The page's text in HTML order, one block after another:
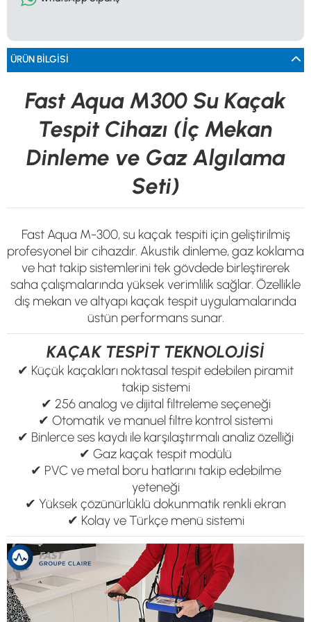
0533 061 73 68 0533 206 6086
Dedektör Dünyası, lider dünya markası dedektörlerin
Türkiye distribitörü olan Tevafuk Elektronik LTD. ŞTİ. resmi satış kanalıdır.
ÜRÜN BILGISI
Fast Aqua M300 Su Kaçak
Tespit Cihazı (İç Mekan
Dinleme ve Gaz Algılama
Seti)
Fast Aqua M-300, su kaçak tespiti için geliştirilmiş
profesyonel bir cihazdır. Akustik dinleme, gaz koklama
ve hat takip sistemlerini tek gövdede birleştirerek
saha çalışmalarında yüksek verimlilik sağlar. Özellikle
dış mekan ve altyapı kaçak tespit uygulamalarında
üstün performans sunar.
KAÇAK TESPİT TEKNOLOJİSİ
✔ Küçük kaçakları noktasal tespit edebilen piramit
takip sistemi
✔ 256 analog ve dijital filtreleme seçeneği
✔ Otomatik ve manuel filtre kontrol sistemi
✔ Binlerce ses kaydı ile karşılaştırmalı analiz özelliği
✔ Gaz kaçak tespit modülü
✔ PVC ve metal boru hatlarını takip edebilme
yeteneği
✔ Yüksek çözünürlüklü dokunmatik renkli ekran
✔ Kolay ve Türkçe menü sistemi